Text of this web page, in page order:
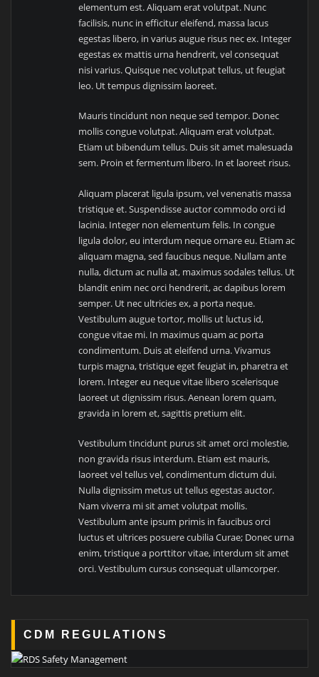
elementum est. Aliquam erat volutpat. Nunc
facilisis, nunc in efficitur eleifend, massa lacus
egestas libero, in varius augue risus nec ex. Integer
egestas ex mattis urna hendrerit, vel consequat
nisi varius. Quisque nec volutpat tellus, ut feugiat
leo. Ut tempus dignissim laoreet.
Mauris tincidunt non neque sed tempor. Donec
mollis congue volutpat. Aliquam erat volutpat.
Etiam ut bibendum tellus. Duis sit amet malesuada
sem. Proin et fermentum libero. In et laoreet risus.
Aliquam placerat ligula ipsum, vel venenatis massa
tristique et. Suspendisse auctor commodo orci id
lacinia. Integer non elementum felis. In congue
ligula dolor, eu interdum neque ornare eu. Etiam ac
aliquam magna, sed faucibus neque. Nullam ante
nulla, dictum ac nulla at, maximus sodales tellus. Ut
blandit enim nec orci hendrerit, ac dapibus lorem
semper. Ut nec ultricies ex, a porta neque.
Vestibulum augue tortor, mollis ut luctus id,
congue vitae mi. In maximus quam ac porta
condimentum. Duis at eleifend urna. Vivamus
turpis magna, tristique eget feugiat in, pharetra et
lorem. Integer eu neque vitae libero scelerisque
laoreet ut dignissim risus. Aenean lorem quam,
gravida in lorem et, sagittis pretium elit.
Vestibulum tincidunt purus sit amet orci molestie,
non gravida risus interdum. Etiam est mauris,
laoreet vel tellus vel, condimentum dictum dui.
Nulla dignissim metus ut tellus egestas auctor.
Nam viverra mi sit amet volutpat mollis.
Vestibulum ante ipsum primis in faucibus orci
luctus et ultrices posuere cubilia Curae; Donec urna
enim, tristique a porttitor vitae, interdum sit amet
orci. Vestibulum cursus consequat ullamcorper.
CDM REGULATIONS